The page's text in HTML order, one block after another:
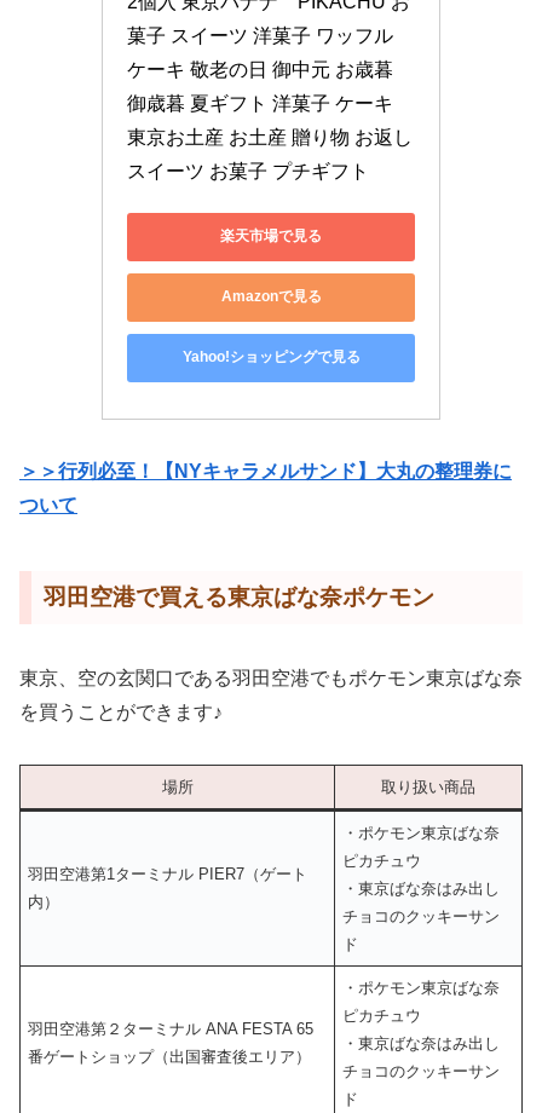
菓子 スイーツ 洋菓子 ワッフル
ケーキ 敬老の日 御中元 お歳暮
御歳暮 夏ギフト 洋菓子 ケーキ
東京お土産 お土産 贈り物 お返し
スイーツ お菓子 プチギフト
楽天市場で見る
Amazonで見る
Yahoo!ショッピングで見る
＞＞行列必至！【NYキャラメルサンド】大丸の整理券に
ついて
羽田空港で買える東京ばな奈ポケモン
東京、空の玄関口である羽田空港でもポケモン東京ばな奈
を買うことができます♪
場所 取り扱い商品
⽻⽥空港第1ターミナル PIER7（ゲート
内）
・ポケモン東京ばな奈
ピカチュウ
・東京ばな奈はみ出し
チョコのクッキーサン
ド
羽田空港第２ターミナル ANA FESTA 65
番ゲートショップ（出国審査後エリア）
・ポケモン東京ばな奈
ピカチュウ
・東京ばな奈はみ出し
チョコのクッキーサン
ド